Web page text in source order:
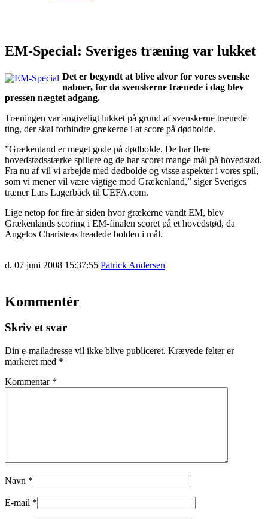
EM-Special: Sveriges træning var lukket
Det er begyndt at blive alvor for vores svenske
naboer, for da svenskerne trænede i dag blev
pressen nægtet adgang.
Træningen var angiveligt lukket på grund af svenskerne trænede
ting, der skal forhindre grækerne i at score på dødbolde.
”Grækenland er meget gode på dødbolde. De har flere
hovedstødsstærke spillere og de har scoret mange mål på hovedstød.
Fra nu af vil vi arbejde med dødbolde og visse aspekter i vores spil,
som vi mener vil være vigtige mod Grækenland,” siger Sveriges
træner Lars Lagerbäck til UEFA.com.
Lige netop for fire år siden hvor grækerne vandt EM, blev
Grækenlands scoring i EM-finalen scoret på et hovedstød, da
Angelos Charisteas headede bolden i mål.
d. 07 juni 2008 15:37:55 Patrick Andersen
Kommentér
Skriv et svar
Din e-mailadresse vil ikke blive publiceret. Krævede felter er
markeret med *
Kommentar *
Navn *
E-mail *